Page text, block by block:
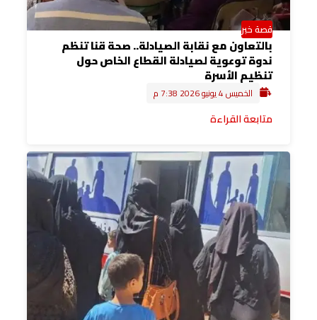
قصة خبر
بالتعاون مع نقابة الصيادلة.. صحة قنا تنظم
ندوة توعوية لصيادلة القطاع الخاص حول
تنظيم الأسرة
الخميس 4 يونيو 2026 7:38 م
متابعة القراءة